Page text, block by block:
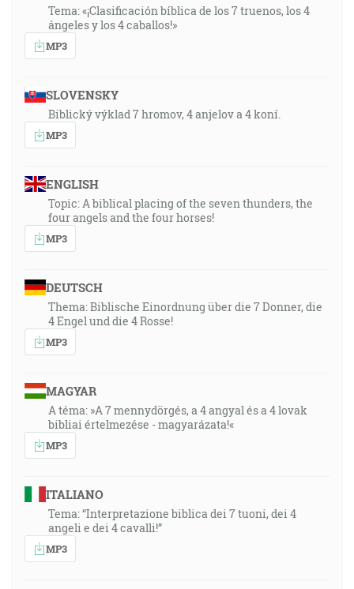
Tema: «¡Clasificación bíblica de los 7 truenos, los 4
ángeles y los 4 caballos!»
MP3
SLOVENSKY
Biblický výklad 7 hromov, 4 anjelov a 4 koní.
MP3
ENGLISH
Topic: A biblical placing of the seven thunders, the
four angels and the four horses!
MP3
DEUTSCH
Thema: Biblische Einordnung über die 7 Donner, die
4 Engel und die 4 Rosse!
MP3
MAGYAR
A téma: »A 7 mennydörgés, a 4 angyal és a 4 lovak
bibliai értelmezése - magyarázata!«
MP3
ITALIANO
Tema: “Interpretazione biblica dei 7 tuoni, dei 4
angeli e dei 4 cavalli!”
MP3